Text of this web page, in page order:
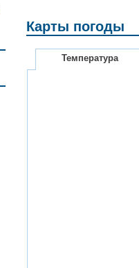
Карты погоды
Температура